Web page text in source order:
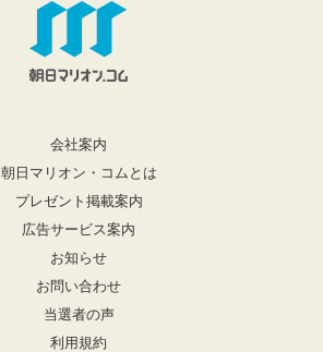
会社案内
朝日マリオン・コムとは
プレゼント掲載案内
広告サービス案内
お知らせ
お問い合わせ
当選者の声
利用規約